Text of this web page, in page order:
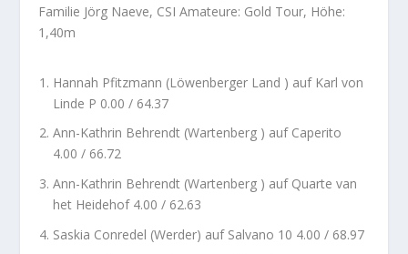
Familie Jörg Naeve, CSI Amateure: Gold Tour, Höhe:
1,40m
Hannah Pfitzmann (Löwenberger Land ) auf Karl von
Linde P 0.00 / 64.37
Ann-Kathrin Behrendt (Wartenberg ) auf Caperito
4.00 / 66.72
Ann-Kathrin Behrendt (Wartenberg ) auf Quarte van
het Heidehof 4.00 / 62.63
Saskia Conredel (Werder) auf Salvano 10 4.00 / 68.97